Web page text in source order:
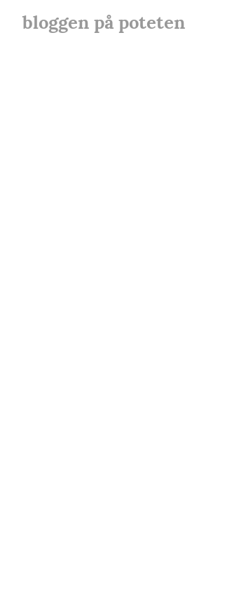
bloggen på poteten